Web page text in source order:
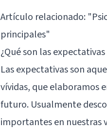
Artículo relacionado:
principales"
¿Qué son las
Las expectativas son
vívidas, que elaboramos
futuro. Usualmente
importantes en nuestras